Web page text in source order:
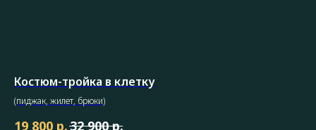
Костюм-тройка в клетку
(пиджак, жилет, брюки)
19 800 р.32 900 р.